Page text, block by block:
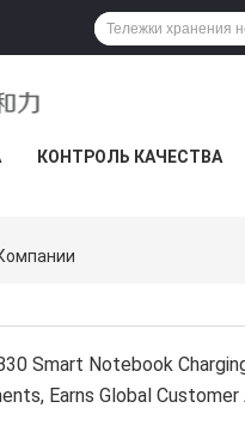
КОНТРОЛЬ КАЧЕСТВА
Smart Notebook
Earns Global